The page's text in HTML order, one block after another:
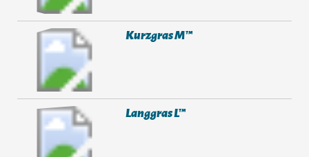
Kurzgras M™
Langgras L™